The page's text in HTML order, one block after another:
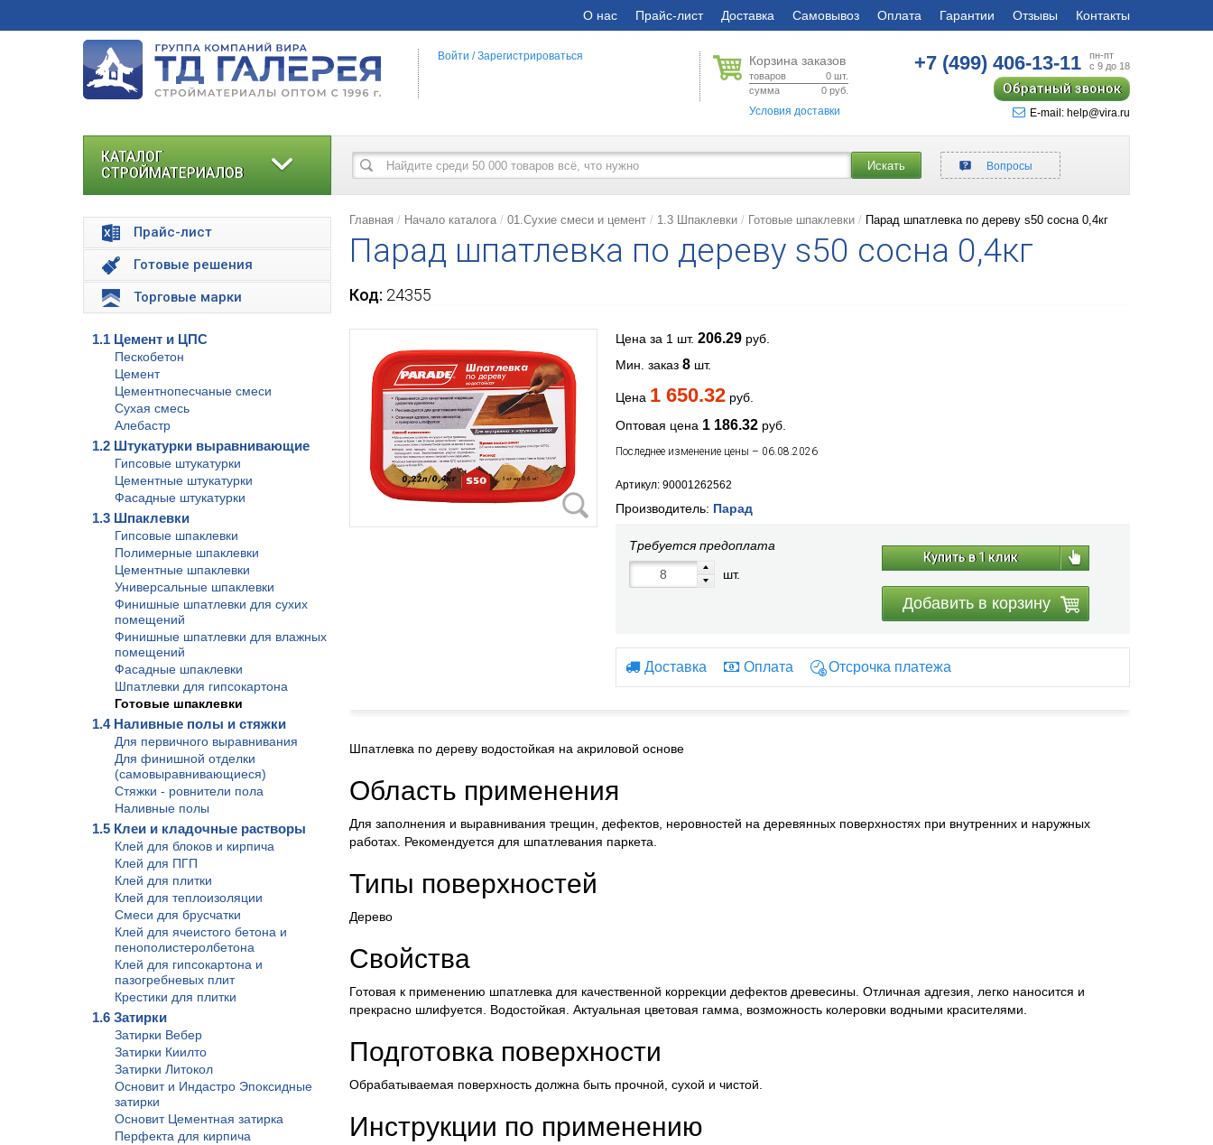
О нас Прайс-лист Доставка Самовывоз Оплата Гарантии Отзывы Контакты
Корзина заказов
товаров 0 шт.
сумма
0 руб.
Условия доставки
+7 (499)406-13-11
пн-пт
с 9 до 18
Обратный звонок
E-mail: help@vira.ru
Войти /Зарегистрироваться
КАТАЛОГ
СТРОЙМАТЕРИАЛОВ
Прайс-лист
Готовые решения
Торговые марки
1.1 Цемент и ЦПС
Пескобетон
Цемент
Цементнопесчаные смеси
Сухая смесь
Алебастр
1.2 Штукатурки выравнивающие
Гипсовые штукатурки
Цементные штукатурки
Фасадные штукатурки
1.3 Шпаклевки
Гипсовые шпаклевки
Полимерные шпаклевки
Цементные шпаклевки
Универсальные шпаклевки
Финишные шпатлевки для сухих
помещений
Финишные шпатлевки для влажных
помещений
Фасадные шпаклевки
Шпатлевки для гипсокартона
Готовые шпаклевки
1.4 Наливные полы и стяжки
Для первичного выравнивания
Для финишной отделки
(самовыравнивающиеся)
Стяжки - ровнители пола
Наливные полы
1.5 Клеи и кладочные растворы
Клей для блоков и кирпича
Клей для ПГП
Клей для плитки
Клей для теплоизоляции
Смеси для брусчатки
Клей для ячеистого бетона и
пенополистеролбетона
Клей для гипсокартона и
пазогребневых плит
Крестики для плитки
1.6 Затирки
Затирки Вебер
Затирки Киилто
Затирки Литокол
Основит и Индастро Эпоксидные
затирки
Основит Цементная затирка
Перфекта для кирпича
Искать Вопросы
Главная Начало каталога 01.Сухие смеси и цемент 1.3 Шпаклевки Готовые шпаклевки Парад шпатлевка по дереву s50 сосна 0,4кг
Парад шпатлевка по дереву s50 сосна 0,4кг
Код: 24355
Цена за 1 шт. 206.29руб.
Мин. заказ 8шт.
Цена 1 650.32руб.
Оптовая цена 1 186.32руб.
Последнее изменение цены – 06.08.2026
Артикул: 90001262562
Производитель: Парад
Требуется предоплата
шт.
Купить в 1 клик
Добавить в корзину
Доставка Оплата Отсрочка платежа
Шпатлевка по дереву водостойкая на акриловой основе
Область применения
Для заполнения и выравнивания трещин, дефектов, неровностей на деревянных поверхностях при внутренних и наружных
работах. Рекомендуется для шпатлевания паркета.
Типы поверхностей
Дерево
Свойства
Готовая к применению шпатлевка для качественной коррекции дефектов древесины. Отличная адгезия, легко наносится и
прекрасно шлифуется. Водостойкая. Актуальная цветовая гамма, возможность колеровки водными красителями.
Подготовка поверхности
Обрабатываемая поверхность должна быть прочной, сухой и чистой.
Инструкции по применению